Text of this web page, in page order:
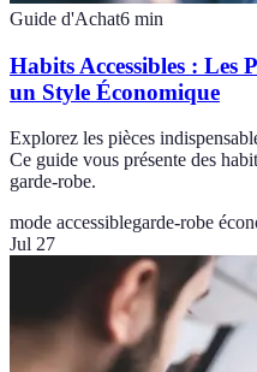
Guide d'Achat6 min
Habits Accessibles : Les
un Style Économique
Explorez les pièces
Ce guide vous présente des
garde-robe.
mode accessiblegarde-robe
Jul 27